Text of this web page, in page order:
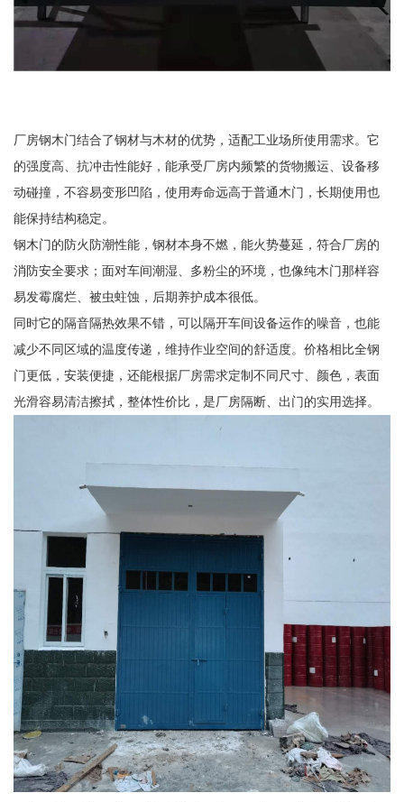
厂房钢木门结合了钢材与木材的优势，适配工业场所使用需求。它
的强度高、抗冲击性能好，能承受厂房内频繁的货物搬运、设备移
动碰撞，不容易变形凹陷，使用寿命远高于普通木门，长期使用也
能保持结构稳定。
钢木门的防火防潮性能，钢材本身不燃，能火势蔓延，符合厂房的
消防安全要求；面对车间潮湿、多粉尘的环境，也像纯木门那样容
易发霉腐烂、被虫蛀蚀，后期养护成本很低。
同时它的隔音隔热效果不错，可以隔开车间设备运作的噪音，也能
减少不同区域的温度传递，维持作业空间的舒适度。价格相比全钢
门更低，安装便捷，还能根据厂房需求定制不同尺寸、颜色，表面
光滑容易清洁擦拭，整体性价比，是厂房隔断、出门的实用选择。